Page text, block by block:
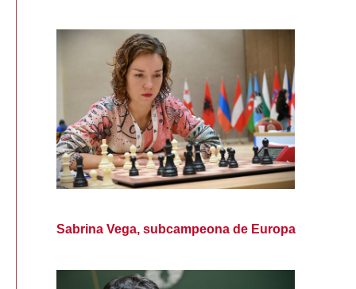
Sabrina Vega, subcampeona de Europa